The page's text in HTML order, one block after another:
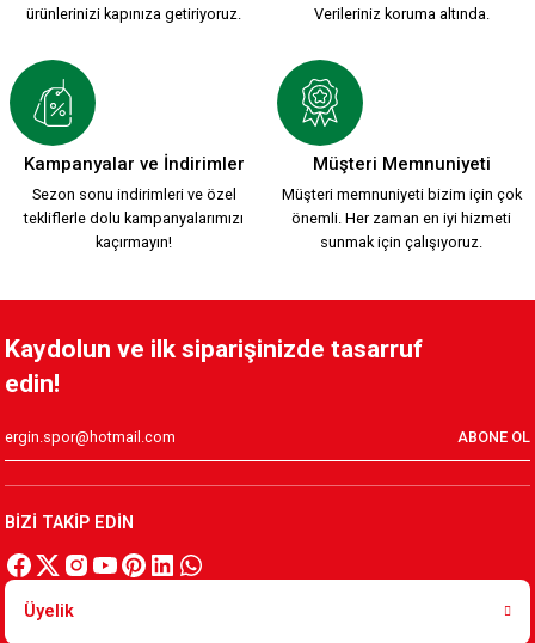
600,00 TL
YEŞİL KIRMIZI EFSANE POLO T-SHIRT Ç.
800,00 TL
KSK SIRT TEMALI T-SHIRT Ç. KIRMIZI POLO YAKA Ç.
800,00 TL 600,00 TL
ürünlerinizi kapınıza getiriyoruz.
Verileriniz koruma altında.
Kampanyalar ve İndirimler
Sezon sonu indirimleri ve özel
tekliflerle dolu kampanyalarımızı
kaçırmayın!
Müşteri Memnuniyeti
Müşteri memnuniyeti bizim için çok
önemli. Her zaman en iyi hizmeti
sunmak için çalışıyoruz.
Kaydolun ve ilk siparişinizde tasarruf
edin!
ABONE OL
BİZİ TAKİP EDİN
Üyelik